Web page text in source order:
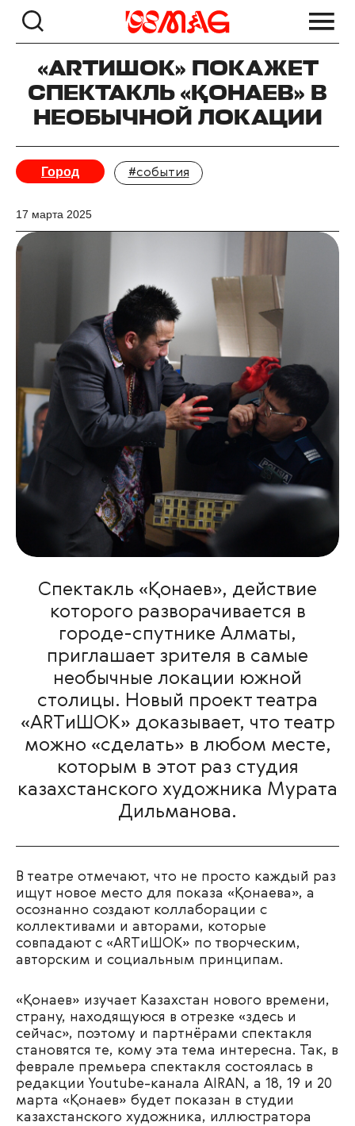
«ARTИШОК» ПОКАЖЕТ
СПЕКТАКЛЬ «ҚОНАЕВ» В
НЕОБЫЧНОЙ ЛОКАЦИИ
Город #события
17 марта 2025
Спектакль «Қонаев», действие
которого разворачивается в
городе-спутнике Алматы,
приглашает зрителя в самые
необычные локации южной
столицы. Новый проект театра
«ARTиШОК» доказывает, что театр
можно «сделать» в любом месте,
которым в этот раз студия
казахстанского художника Мурата
Дильманова.
В театре отмечают, что не просто каждый раз
ищут новое место для показа «Қонаева», а
осознанно создают коллаборации с
коллективами и авторами, которые
совпадают с «ARTиШОК» по творческим,
авторским и социальным принципам.
«Қонаев» изучает Казахстан нового времени,
страну, находящуюся в отрезке «здесь и
сейчас», поэтому и партнёрами спектакля
становятся те, кому эта тема интересна. Так, в
феврале премьера спектакля состоялась в
редакции Youtube-канала AIRAN, а 18, 19 и 20
марта «Қонаев» будет показан в студии
казахстанского художника, иллюстратора